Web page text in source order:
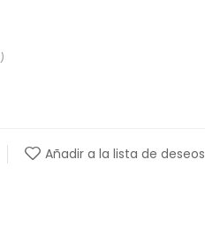
Añadir a la lista de deseos